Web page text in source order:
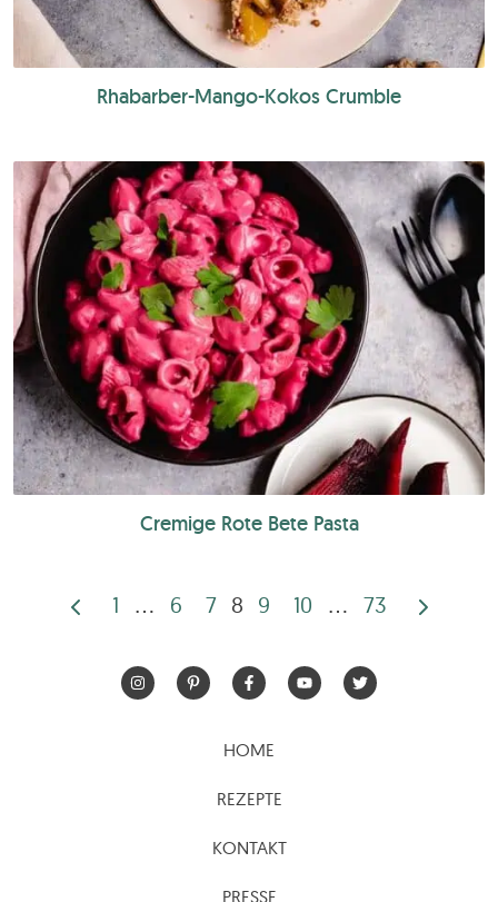
Rhabarber-Mango-Kokos Crumble
Cremige Rote Bete Pasta
Beiträge
1 … 6 7 8 9 10 … 73
HOME
REZEPTE
KONTAKT
PRESSE